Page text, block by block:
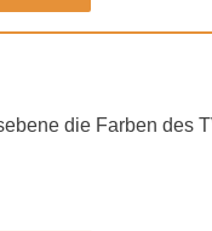
die Farben des